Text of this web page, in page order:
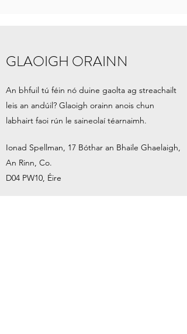
GLAOIGH ORAINN
An bhfuil tú féin nó duine gaolta ag streachailt
leis an andúil? Glaoigh orainn anois chun
labhairt faoi rún le saineolaí téarnaimh.
Ionad Spellman, 17 Bóthar an Bhaile Ghaelaigh,
An Rinn, Co.
D04 PW10, Éire